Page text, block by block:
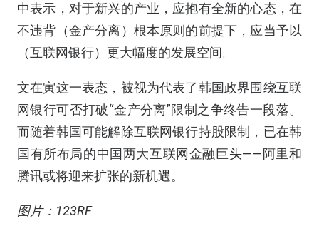
中表示，对于新兴的产业，应抱有全新的心态，在
不违背（金产分离）根本原则的前提下，应当予以
（互联网银行）更大幅度的发展空间。
文在寅这一表态，被视为代表了韩国政界围绕互联
网银行可否打破“金产分离”限制之争终告一段落。
而随着韩国可能解除互联网银行持股限制，已在韩
国有所布局的中国两大互联网金融巨头——阿里和
腾讯或将迎来扩张的新机遇。
图片：123RF